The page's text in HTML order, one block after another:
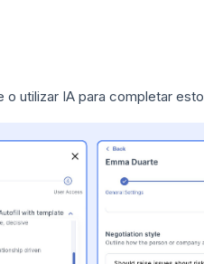
utilizar IA para completar